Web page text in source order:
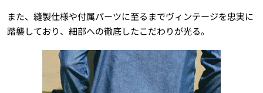
また、縫製仕様や付属パーツに至るまでヴィンテージを忠実に
踏襲しており、細部への徹底したこだわりが光る。